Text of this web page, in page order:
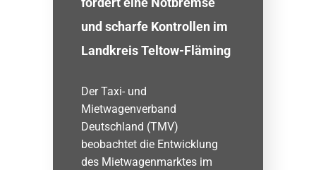
und scharfe Kontrollen im
Landkreis Teltow-Fläming
Der Taxi- und
Mietwagenverband
Deutschland (TMV)
beobachtet die Entwicklung
des Mietwagenmarktes im